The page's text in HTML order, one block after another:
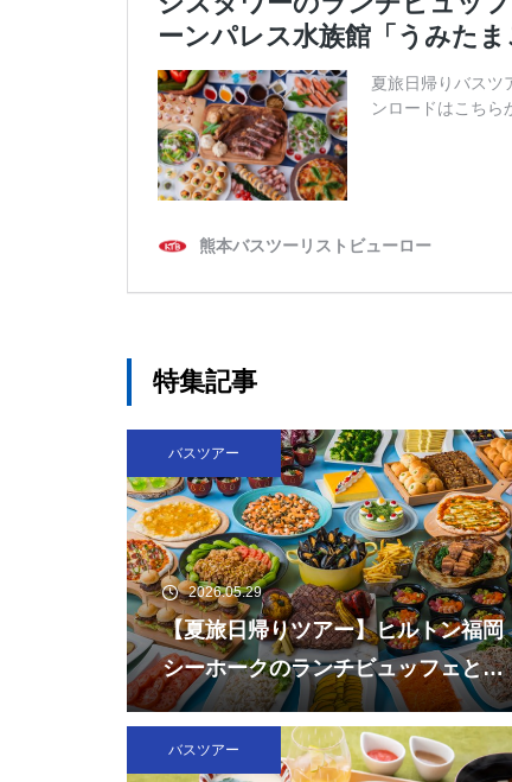
特集記事
バスツアー
2026.05.29
【夏旅日帰りツアー】ヒルトン福岡
シーホークのランチビュッフェとチ
ームラボフォレスト福岡
バスツアー